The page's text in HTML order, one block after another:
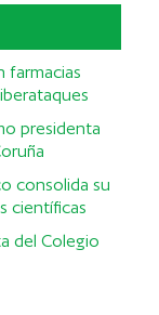
farmacias
presidenta
consolida su
científicas
del Colegio